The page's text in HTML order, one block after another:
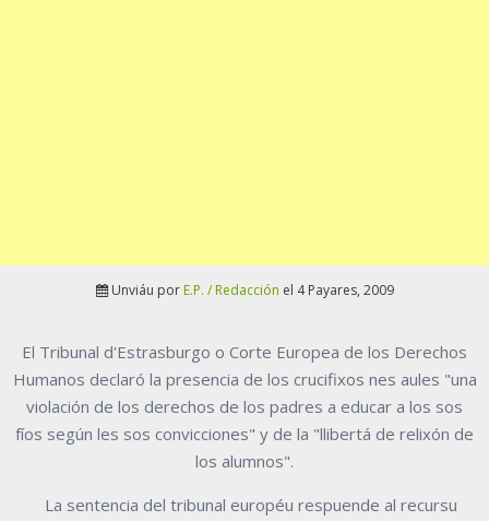
Unviáu por E.P. / Redacción el 4 Payares, 2009
El Tribunal d'Estrasburgo o Corte Europea de los Derechos
Humanos declaró la presencia de los crucifixos nes aules "una
violación de los derechos de los padres a educar a los sos
fíos según les sos convicciones" y de la "llibertá de relixón de
los alumnos".
La sentencia del tribunal européu respuende al recursu